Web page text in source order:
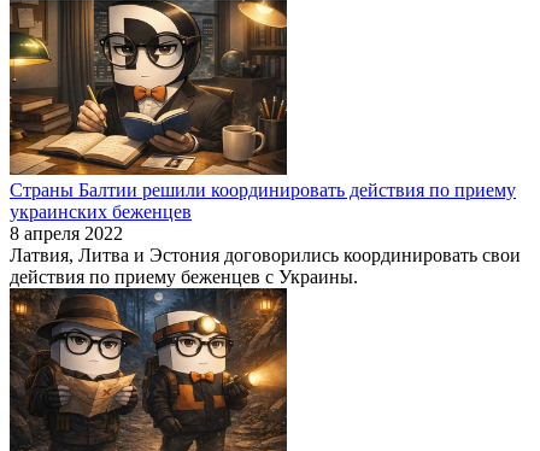
Страны Балтии решили координировать действия по приему
украинских беженцев
8 апреля 2022
Латвия, Литва и Эстония договорились координировать свои
действия по приему беженцев с Украины.